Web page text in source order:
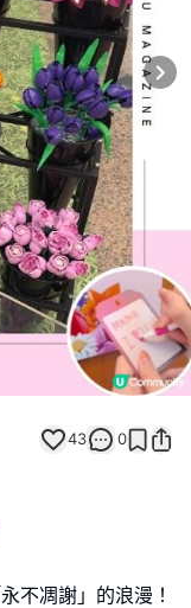
43 0
銅鑼灣💐
不凋謝」的浪漫！